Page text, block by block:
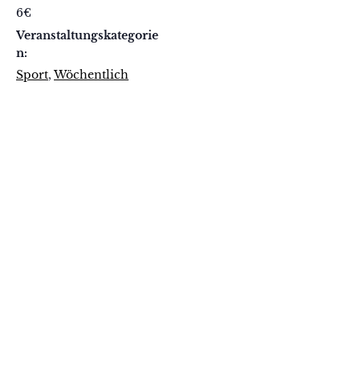
6€
Veranstaltungskategorie
n:
Sport,Wöchentlich